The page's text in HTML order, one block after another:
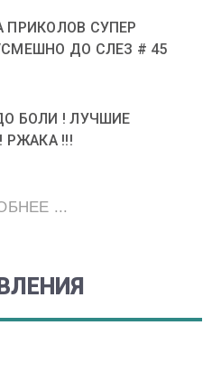
ПРИКОЛОВ СУПЕР
ДО СЛЕЗ # 45
БОЛИ ! ЛУЧШИЕ
РЖАКА !!!
...